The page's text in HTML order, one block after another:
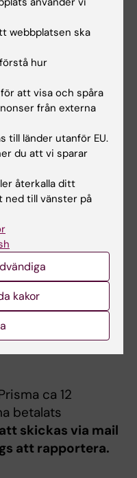
under
10.00 den 6
14.00 den 3
av stiftelsens
sökande via
kort vetenskaplig
en kort
ca ½ A4-sida,
erhållna medlen
delvis eller ej
ca 12
betalats
skickas via mail
att rapportera.
webbplatsen ska
hur
för att visa och spåra
från externa
till länder utanför EU.
du att vi sparar
återkalla ditt
ned till vänster på
kakor